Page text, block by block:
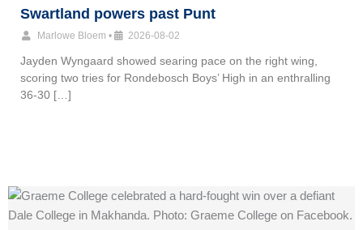
Swartland powers past Punt
Marlowe Bloem • 2026-08-02
Jayden Wyngaard showed searing pace on the right wing,
scoring two tries for Rondebosch Boys’ High in an enthralling
36-30 […]